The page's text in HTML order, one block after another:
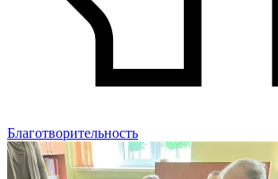
Благотворительность